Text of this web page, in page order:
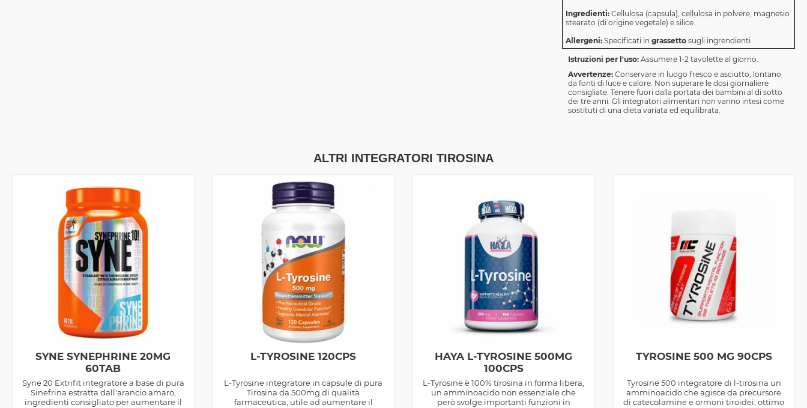
Ingredienti: Cellulosa (capsula), cellulosa in polvere, magnesio
stearato (di origine vegetale) e silice.
Allergeni: Specificati in grassettosugli ingrendienti
Istruzioni per l'uso: Assumere 1-2 tavolette al giorno.
Avvertenze: Conservare in luogo fresco e asciutto, lontano
da fonti di luce e calore. Non superare le dosi giornaliere
consigliate. Tenere fuori dalla portata dei bambini al di sotto
dei tre anni. Gli integratori alimentari non vanno intesi come
sostituti di una dieta variata ed equilibrata.
ALTRI INTEGRATORI TIROSINA
SYNE SYNEPHRINE 20MG
60TAB
Syne 20 Extrifit integratore a base di pura
Sinefrina estratta dall'arancio amaro,
ingredienti consigliato per aumentare il
L-TYROSINE 120CPS
L-Tyrosine integratore in capsule di pura
Tirosina da 500mg di qualità
farmaceutica, utile ad aumentare il
HAYA L-TYROSINE 500MG
100CPS
L-Tyrosine è 100% tirosina in forma libera,
un amminoacido non essenziale che
però svolge importanti funzioni in
TYROSINE 500 MG 90CPS
Tyrosine 500 integratore di l-tirosina un
amminoacido che agisce da precursore
di catecolamine e ormoni tiroidei, ottimo